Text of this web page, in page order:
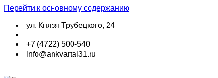
Перейти к основному содержанию
ул. Князя Трубецкого, 24
+7 (4722) 500-540
info@ankvartal31.ru